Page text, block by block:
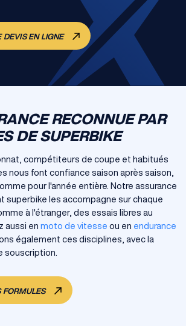
DEVIS EN LIGNE
RECONNUE PAR
DE SUPERBIKE
compétiteurs de coupe et habitués
nous font confiance saison après saison,
pour l'année entière. Notre assurance
superbike les accompagne sur chaque
à l'étranger, des essais libres au
aussi en moto de vitesse ou en endurance
également ces disciplines, avec la
souscription.
FORMULES